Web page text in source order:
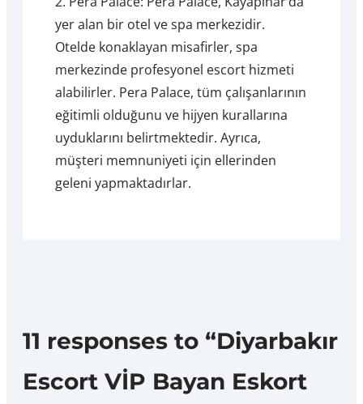
yer alan bir otel ve spa merkezidir.
Otelde konaklayan misafirler, spa
merkezinde profesyonel escort hizmeti
alabilirler. Pera Palace, tüm çalışanlarının
eğitimli olduğunu ve hijyen kurallarına
uyduklarını belirtmektedir. Ayrıca,
müşteri memnuniyeti için ellerinden
geleni yapmaktadırlar.
11 responses to “Diyarbakır
Escort VİP Bayan Eskort